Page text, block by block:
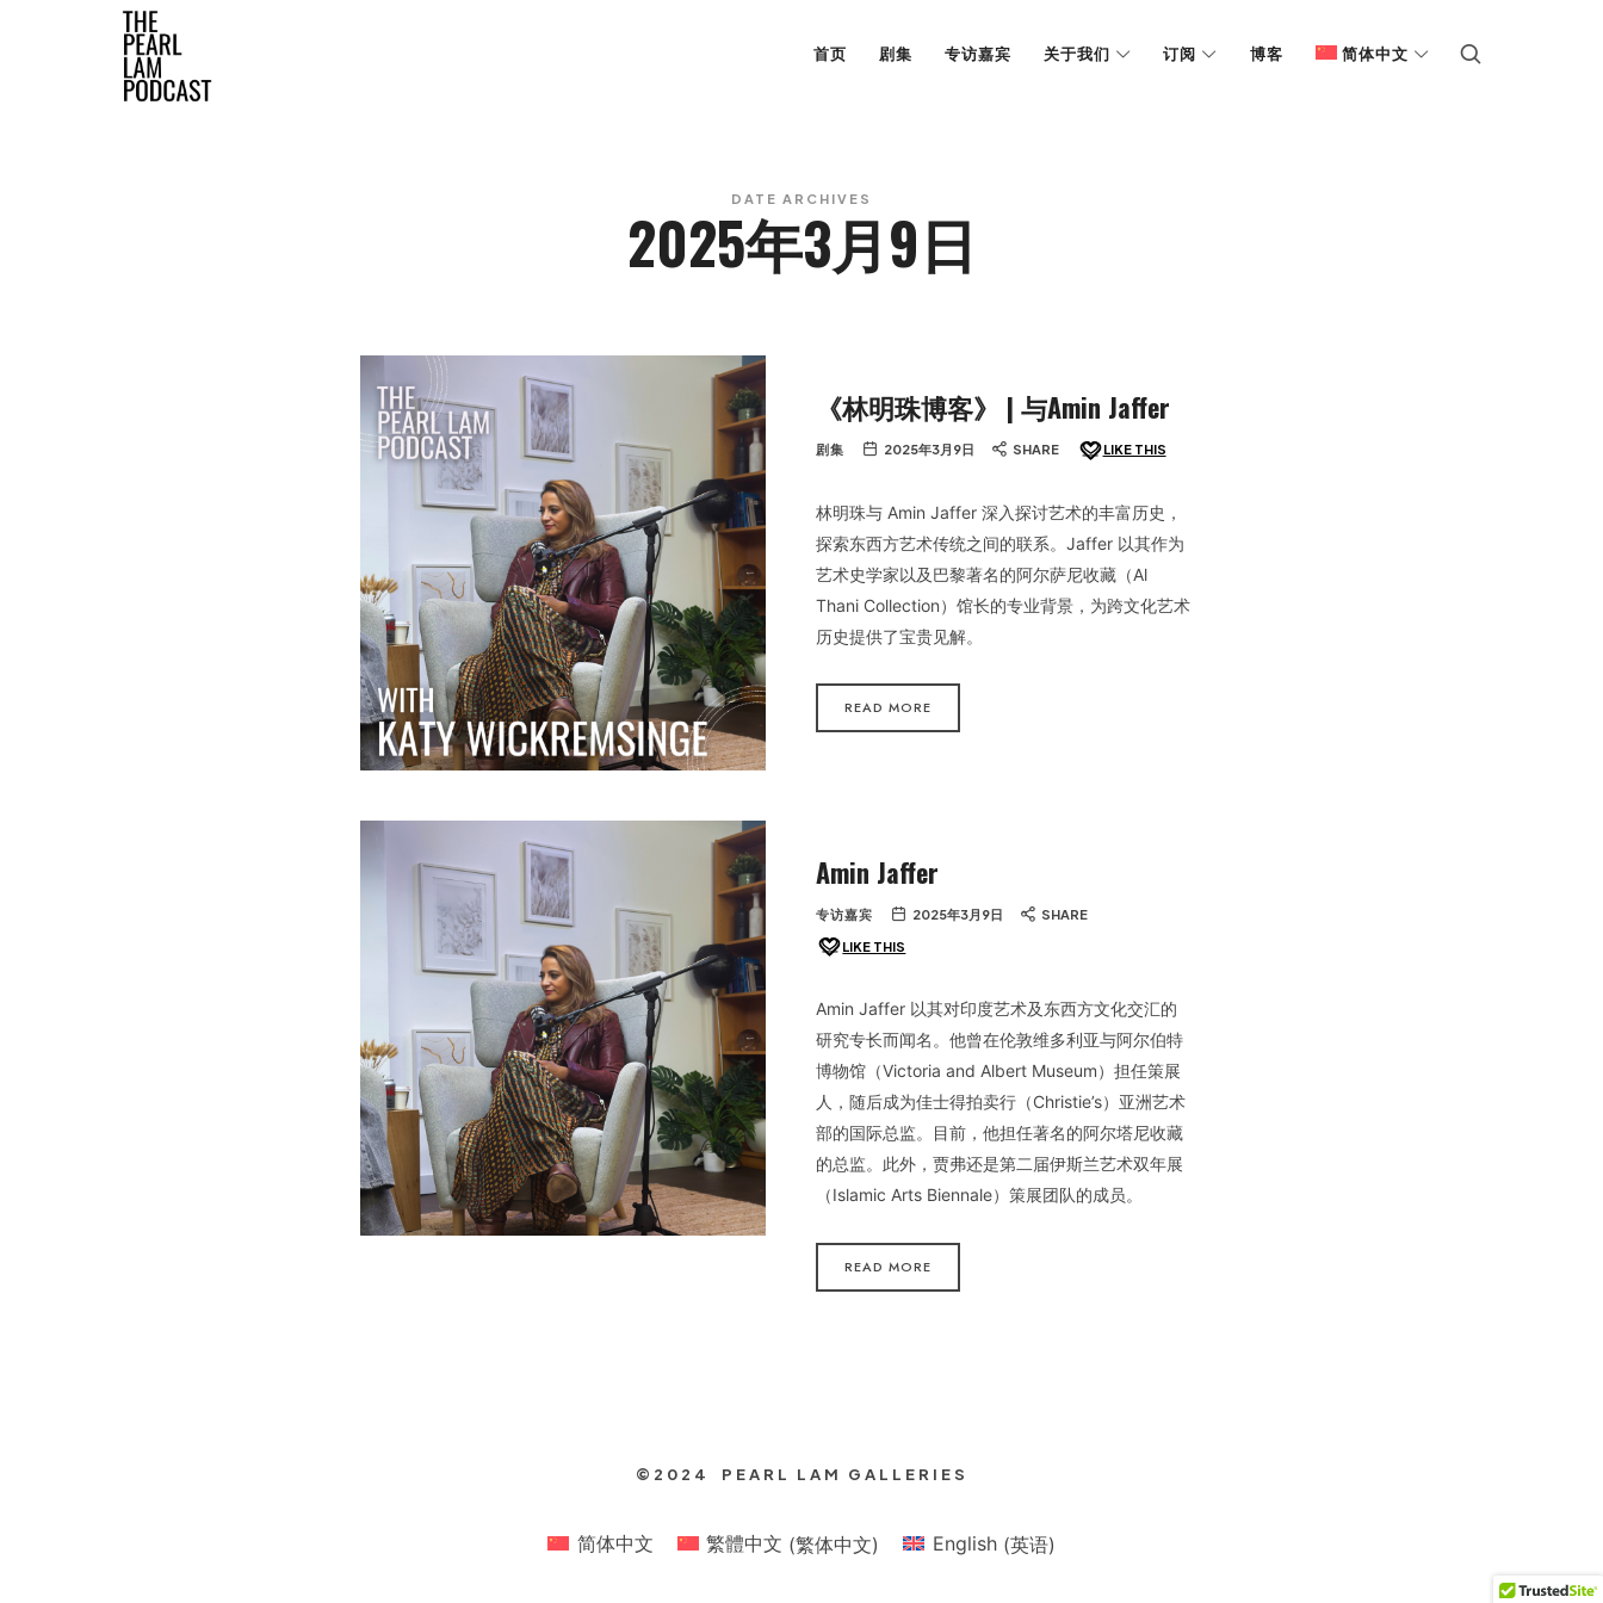
The Pearl Lam Podcast 首页 剧集 专访嘉宾 关于我们 订阅 博客 简体中文
DATE ARCHIVES
2025年3月9日
《林明珠博客》 | 与Amin Jaffer
剧集 2025年3月9日 SHARE LIKE THIS
林明珠与 Amin Jaffer 深入探讨艺术的丰富历史，
探索东西方艺术传统之间的联系。Jaffer 以其作为
艺术史学家以及巴黎著名的阿尔萨尼收藏（Al
Thani Collection）馆长的专业背景，为跨文化艺术
历史提供了宝贵见解。
READ MORE
Amin Jaffer
专访嘉宾 2025年3月9日 SHARE
LIKE THIS
Amin Jaffer 以其对印度艺术及东西方文化交汇的
研究专长而闻名。他曾在伦敦维多利亚与阿尔伯特
博物馆（Victoria and Albert Museum）担任策展
人，随后成为佳士得拍卖行（Christie’s）亚洲艺术
部的国际总监。目前，他担任著名的阿尔塔尼收藏
的总监。此外，贾弗还是第二届伊斯兰艺术双年展
（Islamic Arts Biennale）策展团队的成员。
READ MORE
©2024 PEARL LAM GALLERIES
简体中文 繁體中文 (繁体中文) English(英语)